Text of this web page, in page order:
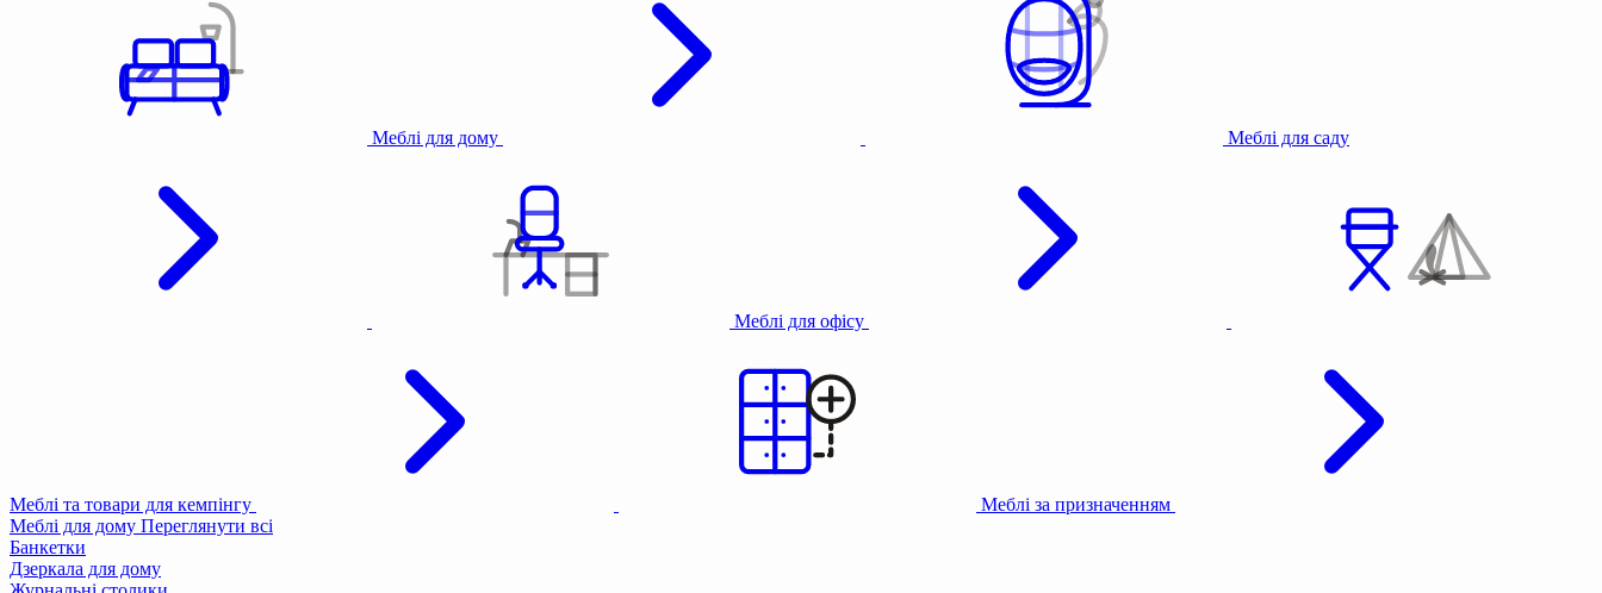
Меблі для дому Меблі для саду
Меблі для офісу
Меблі та товари для кемпінгу
Меблі за призначенням
Меблі для домуПереглянути всі
Банкетки
Дзеркала для дому